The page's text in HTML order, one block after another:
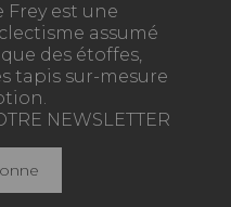
Frey est une
assumé
des étoffes,
tapis sur-mesure
NEWSLETTER